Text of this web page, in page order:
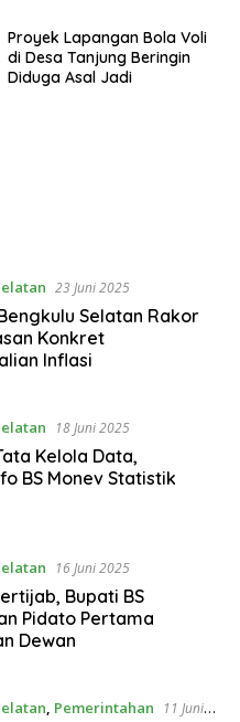
Proyek Lapangan Bola Voli
di Desa Tanjung Beringin
Diduga Asal Jadi
23 Juni 2025
Selatan Rakor
Konkret
Inflasi
18 Juni 2025
Kelola Data,
BS Monev Statistik
16 Juni 2025
Bupati BS
Pidato Pertama
Dewan
, Pemerintahan
11 Juni